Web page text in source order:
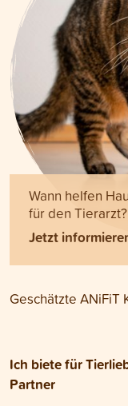
Wann helfen
für den
Jetzt
Geschätzte ANiFiT
Ich biete für
Partner